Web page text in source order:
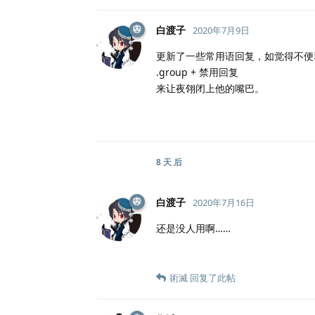
白渡子 2020年7月9日
更新了一些常用语回复，如觉得不
.group + 禁用回复
来让夜翎闭上他的嘴巴。
8 天 后
白渡子 2020年7月16日
还是没人用啊……
術滅 回复了此帖